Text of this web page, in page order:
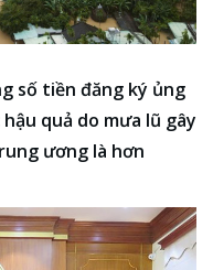
số tiền đăng ký ủng
quả do mưa lũ gây
ương là hơn